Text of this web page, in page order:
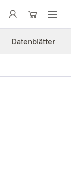
Datenblätter